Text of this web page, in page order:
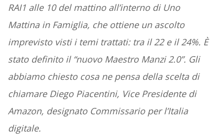
RAI1 alle 10 del mattino all’interno di Uno
Mattina in Famiglia, che ottiene un ascolto
imprevisto vistii temi trattati: tra il 22 e il 24%. È
stato definito il “nuovo Maestro Manzi 2.0”. Gli
abbiamo chiesto cosa ne pensa della scelta di
chiamare Diego Piacentini, Vice Presidente di
Amazon, designato Commissario per l’Italia
digitale.